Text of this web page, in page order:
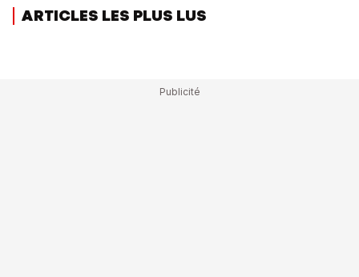
ARTICLES LES PLUS LUS